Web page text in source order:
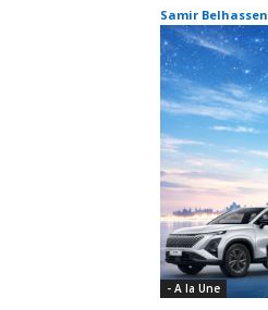
Samir Belhassen
- A la Une